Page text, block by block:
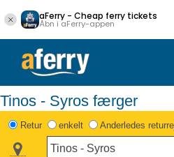
aFerry - Cheap ferry tickets
Åbn i aFerry-appen
Tinos - Syros færger
Retur enkelt Anderledes